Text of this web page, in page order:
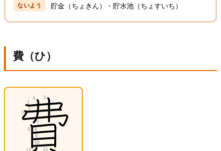
貯金（ちょきん）・貯水池（ちょすいち）
費（ひ）